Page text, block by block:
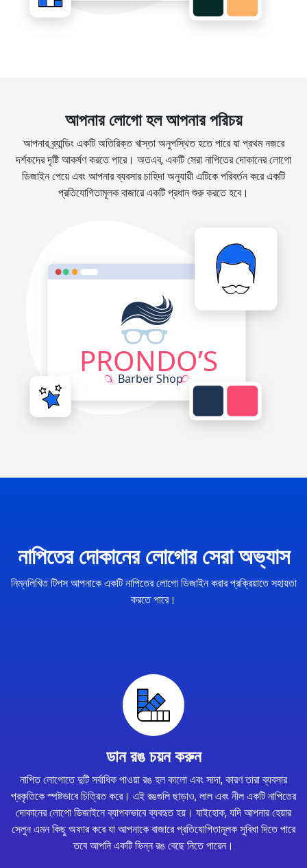
আপনার লোগো হল আপনার পরিচয়
আপনার ব্র্যান্ডিং একটি অতিরিক্ত খাস্তা অনুপস্থিত হতে পারে যা প্রথম নজরে
দর্শকদের দৃষ্টি আকর্ষণ করতে পারে। অতএব, একটি সেরা নাপিতের দোকানের লোগো
ডিজাইন পেয়ে এবং আপনার ব্যবসার চাহিদা অনুযায়ী এটিকে পরিবর্তন করে একটি
প্রতিযোগিতামূলক বাজারে একটি প্রধান শুরু করতে হবে।
নাপিতের দোকানের লোগোর সেরা অভ্যাস
নিম্নলিখিত টিপস আপনাকে একটি নাপিতের লোগো ডিজাইন করার প্রক্রিয়াতে সহায়তা
করতে পারে।
ডান রঙ চয়ন করুন
নাপিত লোগোতে দুটি সর্বাধিক পাওয়া রঙ হল কালো এবং সাদা, কারণ তারা ব্যবসার
প্রকৃতিকে স্পষ্টভাবে চিত্রিত করে। এই রঙগুলি ছাড়াও, লাল এবং নীল একটি নাপিতের
দোকানের লোগো ডিজাইনে ব্যাপকভাবে ব্যবহৃত হয়। যাইহোক, যদি আপনার হেয়ার
সেলুন এমন কিছু অফার করে যা আপনাকে বাজারে প্রতিযোগিতামূলক সুবিধা দিতে পারে
তবে আপনি একটি ভিন্ন রঙ বেছে নিতে পারেন।